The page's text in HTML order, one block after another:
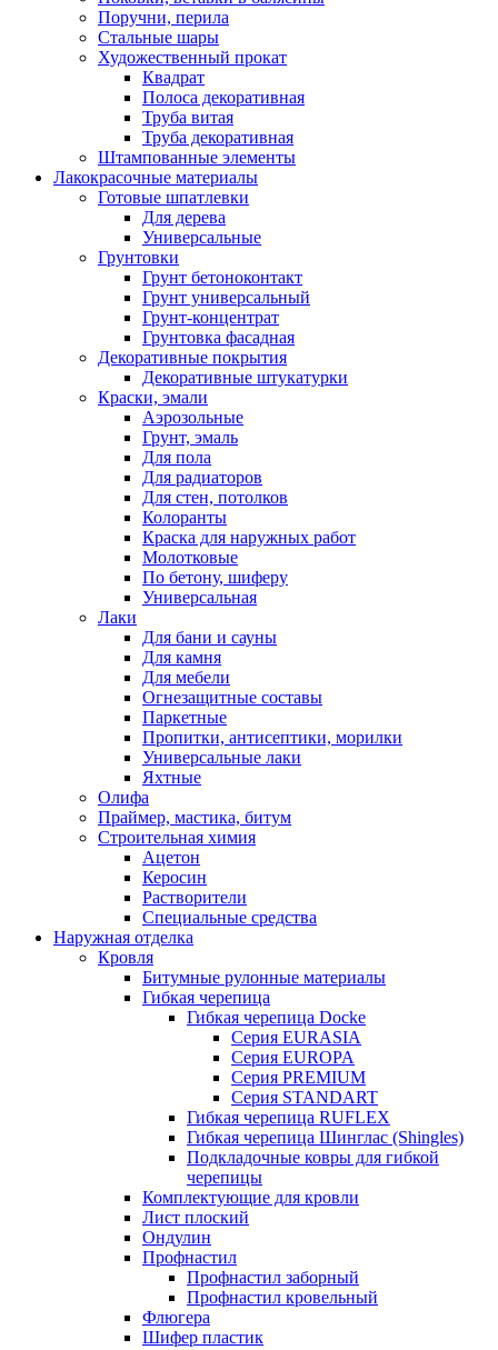
Поручни, перила
Стальные шары
Художественный прокат
Квадрат
Полоса декоративная
Труба витая
Труба декоративная
Штампованные элементы
Лакокрасочные материалы
Готовые шпатлевки
Для дерева
Универсальные
Грунтовки
Грунт бетоноконтакт
Грунт универсальный
Грунт-концентрат
Грунтовка фасадная
Декоративные покрытия
Декоративные штукатурки
Краски, эмали
Аэрозольные
Грунт, эмаль
Для пола
Для радиаторов
Для стен, потолков
Колоранты
Краска для наружных работ
Молотковые
По бетону, шиферу
Универсальная
Лаки
Для бани и сауны
Для камня
Для мебели
Огнезащитные составы
Паркетные
Пропитки, антисептики, морилки
Универсальные лаки
Яхтные
Олифа
Праймер, мастика, битум
Строительная химия
Ацетон
Керосин
Растворители
Специальные средства
Наружная отделка
Кровля
Битумные рулонные материалы
Гибкая черепица
Гибкая черепица Docke
Серия EURASIA
Серия EUROPA
Серия PREMIUM
Серия STANDART
Гибкая черепица RUFLEX
Гибкая черепица Шинглас (Shingles)
Подкладочные ковры для гибкой
черепицы
Комплектующие для кровли
Лист плоский
Ондулин
Профнастил
Профнастил заборный
Профнастил кровельный
Флюгера
Шифер пластик